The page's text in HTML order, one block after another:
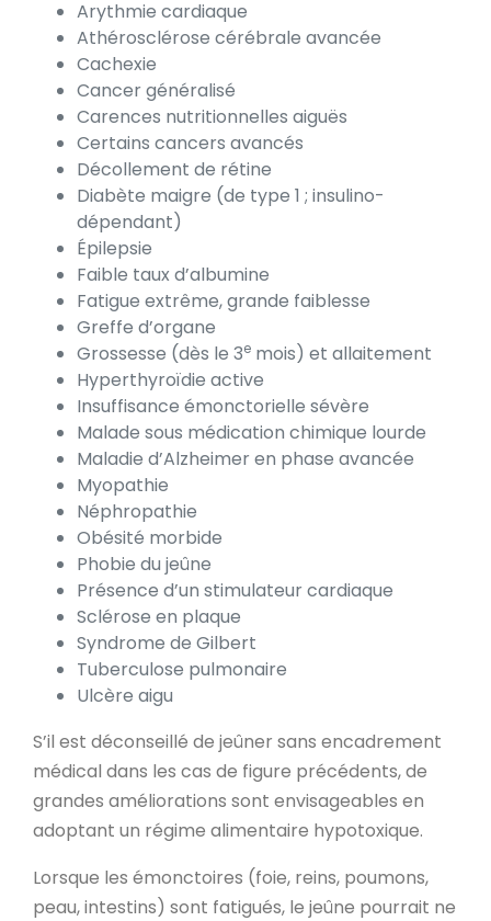
Arythmie cardiaque
Athérosclérose cérébrale avancée
Cachexie
Cancer généralisé
Carences nutritionnelles aiguës
Certains cancers avancés
Décollement de rétine
Diabète maigre (de type 1 ; insulino-
dépendant)
Épilepsie
Faible taux d’albumine
Fatigue extrême, grande faiblesse
Greffe d’organe
Grossesse (dès le 3e mois) et allaitement
Hyperthyroïdie active
Insuffisance émonctorielle sévère
Malade sous médication chimique lourde
Maladie d’Alzheimer en phase avancée
Myopathie
Néphropathie
Obésité morbide
Phobie du jeûne
Présence d’un stimulateur cardiaque
Sclérose en plaque
Syndrome de Gilbert
Tuberculose pulmonaire
Ulcère aigu
S’il est déconseillé de jeûner sans encadrement
médical dans les cas de figure précédents, de
grandes améliorations sont envisageables en
adoptant un régime alimentaire hypotoxique.
Lorsque les émonctoires (foie, reins, poumons,
peau, intestins) sont fatigués, le jeûne pourrait ne